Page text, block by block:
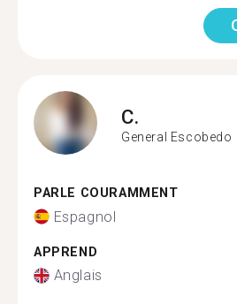
C.
General Escobedo
PARLE COURAMMENT
Espagnol
APPREND
Anglais